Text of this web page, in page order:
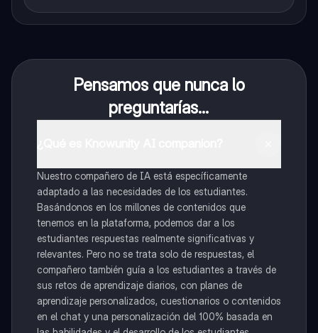
Pensamos que nunca lo
preguntarías...
Nuestro compañero de IA está específicamente
adaptado a las necesidades de los estudiantes.
Basándonos en los millones de contenidos que
tenemos en la plataforma, podemos dar a los
estudiantes respuestas realmente significativas y
relevantes. Pero no se trata solo de respuestas, el
compañero también guía a los estudiantes a través de
sus retos de aprendizaje diarios, con planes de
aprendizaje personalizados, cuestionarios o contenidos
en el chat y una personalización del 100% basada en